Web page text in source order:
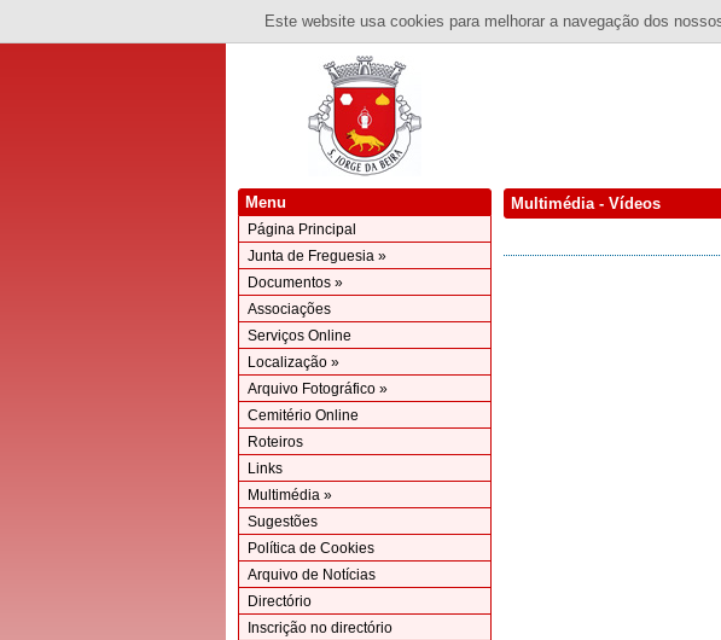
Este website usa cookies para melhorar a navegação dos
Menu
Página Principal
Junta de Freguesia »
Documentos »
Associações
Serviços Online
Localização »
Arquivo Fotográfico »
Cemitério Online
Roteiros
Links
Multimédia »
Sugestões
Política de Cookies
Arquivo de Notícias
Directório
Inscrição no directório
Multimédia - Vídeos